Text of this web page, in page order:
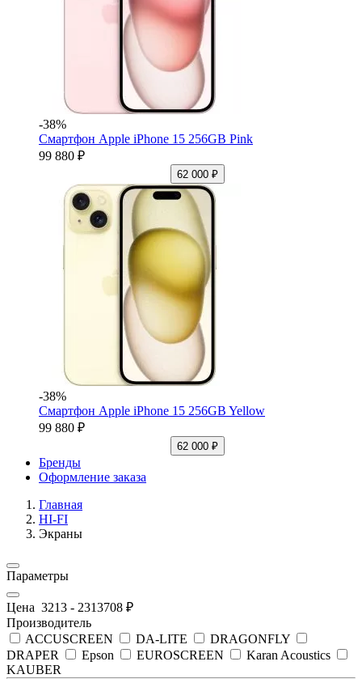
-38%
Смартфон Apple iPhone 15 256GB Pink
99 880 ₽
62 000 ₽
-38%
Смартфон Apple iPhone 15 256GB Yellow
99 880 ₽
62 000 ₽
Бренды
Оформление заказа
Главная
HI-FI
Экраны
Параметры
Цена 3213 - 2313708 ₽
Производитель
ACCUSCREEN
DA-LITE
DRAGONFLY
DRAPER
Epson EUROSCREEN
Karan Acoustics
KAUBER